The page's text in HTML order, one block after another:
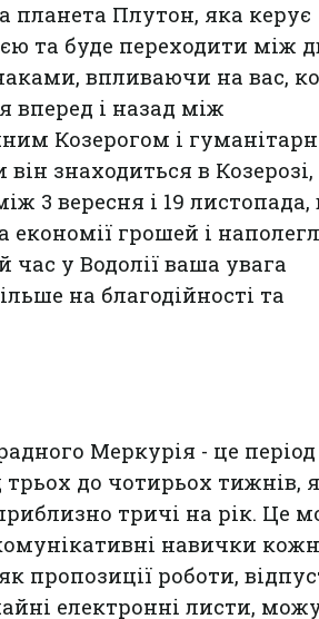
планета Плутон, яка керує
та буде переходити між
впливаючи на вас,
вперед і назад між
Козерогом і
знаходиться в Козерозі,
3 вересня і 19 листопада,
економії грошей і
час у Водолії ваша увага
на благодійності та
Меркурія - це період
трьох до чотирьох тижнів,
тричі на рік. Це
навички
пропозиції роботи,
електронні листи,